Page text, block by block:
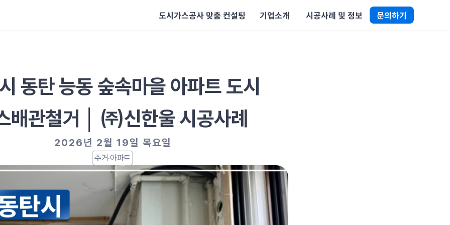
도시가스공사 맞춤 컨설팅 기업소개 시공사례 및 정보 문의하기
동탄 능동 숲속마을 아파트 도시
배관철거 │ ㈜신한울 시공사례
2026년 2월 19일 목요일
주거·아파트